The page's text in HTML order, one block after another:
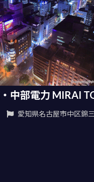
中部電力 MIRAI
愛知県名古屋市中区錦